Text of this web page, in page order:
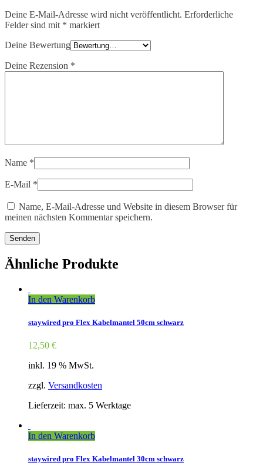
Deine E-Mail-Adresse wird nicht veröffentlicht. Erforderliche
Felder sind mit * markiert
Deine Bewertung
Deine Rezension *
Name *
E-Mail *
Name, E-Mail-Adresse und Website in diesem Browser für
meinen nächsten Kommentar speichern.
Ähnliche Produkte
In den Warenkorb
staywired pro Flex Kabelmantel 50cm schwarz
12,50 €
inkl. 19 % MwSt.
zzgl. Versandkosten
Lieferzeit: max. 5 Werktage
In den Warenkorb
staywired pro Flex Kabelmantel 30cm schwarz